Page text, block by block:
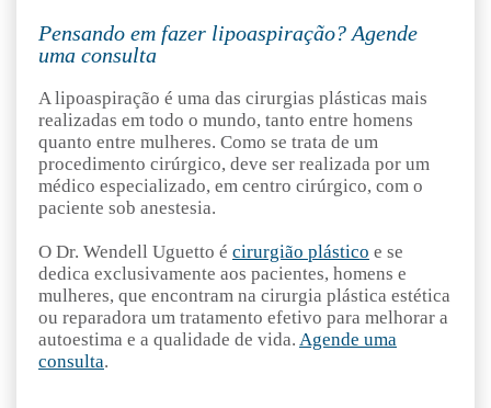
Pensando em fazer lipoaspiração? Agende
uma consulta
A lipoaspiração é uma das cirurgias plásticas mais
realizadas em todo o mundo, tanto entre homens
quanto entre mulheres. Como se trata de um
procedimento cirúrgico, deve ser realizada por um
médico especializado, em centro cirúrgico, com o
paciente sob anestesia.
O Dr. Wendell Uguetto é cirurgião plástico e se
dedica exclusivamente aos pacientes, homens e
mulheres, que encontram na cirurgia plástica estética
ou reparadora um tratamento efetivo para melhorar a
autoestima e a qualidade de vida. Agende uma
consulta.